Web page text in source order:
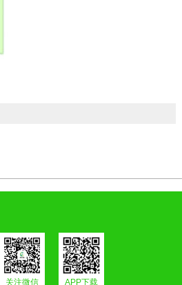
关注微信
APP下载